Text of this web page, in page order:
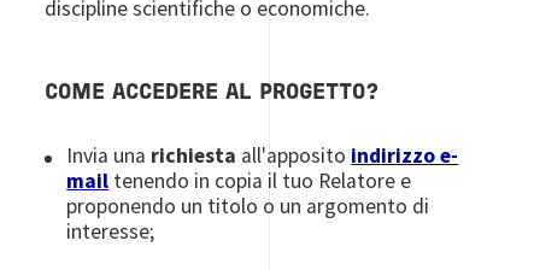
discipline scientifiche o economiche.
COME ACCEDERE AL PROGETTO?
Invia una richiesta all'apposito indirizzo e-
mail tenendo in copia il tuo Relatore e
proponendo un titolo o un argomento di
interesse;